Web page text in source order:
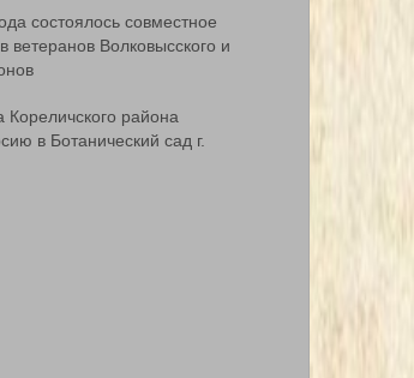
состоялось совместное
ветеранов Волковысского и
Кореличского района
в Ботанический сад г.